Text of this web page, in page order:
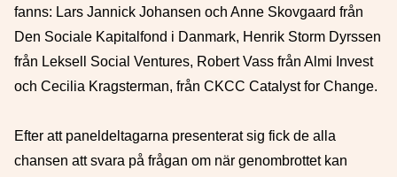
fanns: Lars Jannick Johansen och Anne Skovgaard från
Den Sociale Kapitalfond i Danmark, Henrik Storm Dyrssen
från Leksell Social Ventures, Robert Vass från Almi Invest
och Cecilia Kragsterman, från CKCC Catalyst for Change.
Efter att paneldeltagarna presenterat sig fick de alla
chansen att svara på frågan om när genombrottet kan